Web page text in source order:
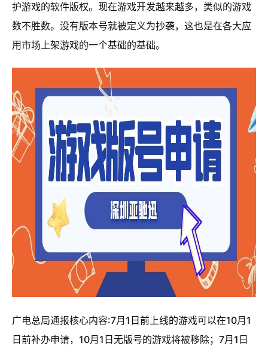
护游戏的软件版权。现在游戏开发越来越多，类似的游戏
数不胜数。没有版本号就被定义为抄袭，这也是在各大应
用市场上架游戏的一个基础的基础。
广电总局通报核心内容:7月1日前上线的游戏可以在10月1
日前补办申请，10月1日无版号的游戏将被移除；7月1日